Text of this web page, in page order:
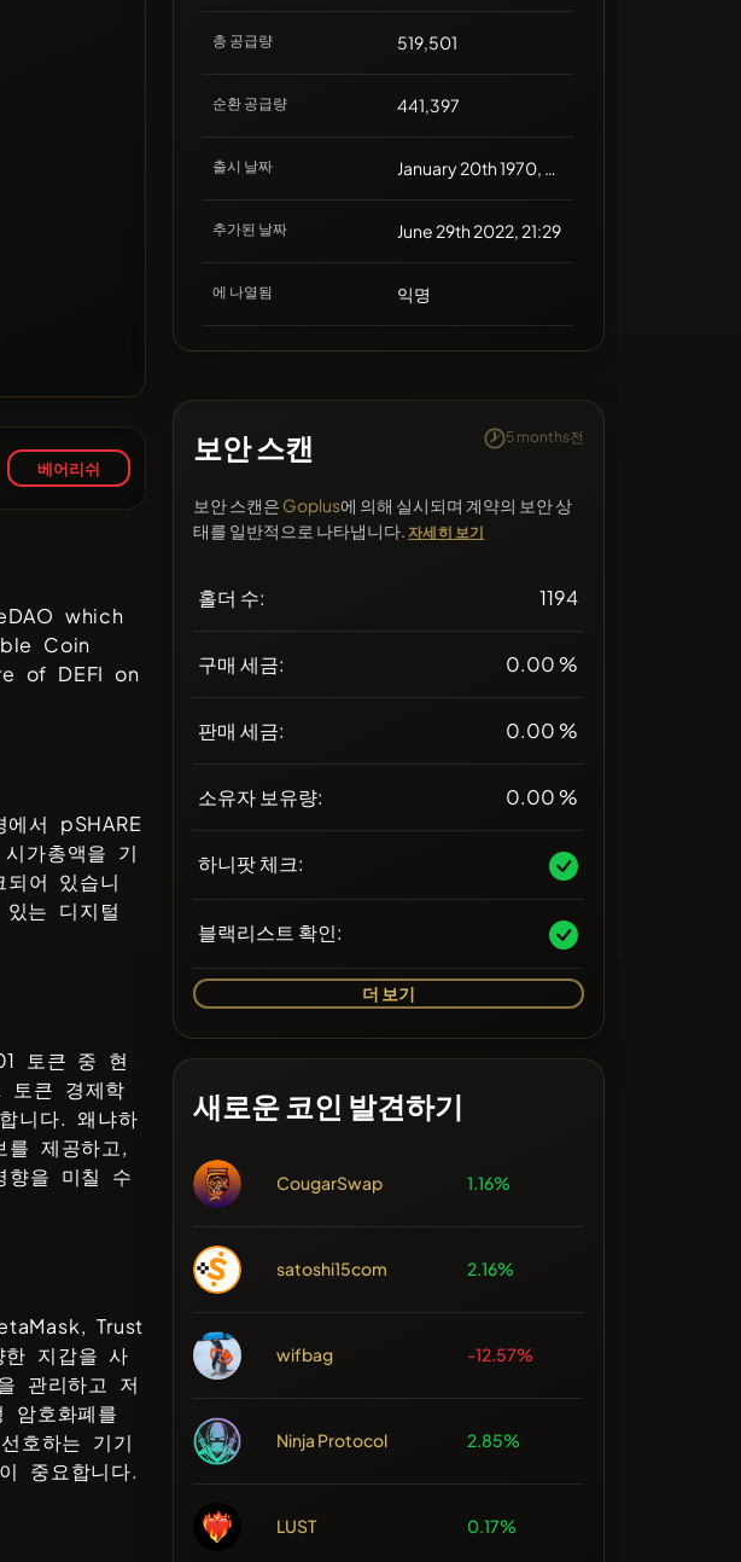
베어리쉬
which
Coin
of DEFI on
에서 pSHARE
가총액을 기
되어 있습니
는 디지털
토큰 중 현
토큰 경제학
니다. 왜냐하
제공하고,
향을 미칠 수
Trust
지갑을 사
관리하고 저
암호화폐를
호하는 기기
중요합니다.
총 공급량 519,501
순환 공급량 441,397
출시 날짜 January 20th 1970, 00:00
추가된 날짜 June 29th 2022, 21:29
에 나열됨 익명
보안 스캔 5 months전
보안 스캔은 Goplus에 의해 실시되며 계약의 보안 상
태를 일반적으로 나타냅니다. 자세히 보기
홀더 수: 1194
구매 세금: 0.00 %
판매 세금: 0.00 %
소유자 보유량: 0.00 %
하니팟 체크:
블랙리스트 확인:
더 보기
새로운 코인 발견하기
CougarSwap 1.16%
satoshi15com 2.16%
wifbag -12.57%
Ninja Protocol 2.85%
LUST 0.17%